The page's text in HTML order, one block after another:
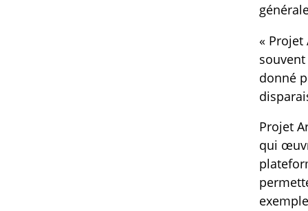
« Projet
donné
Projet
qui